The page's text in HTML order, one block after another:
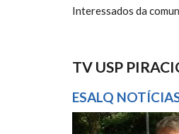
Interessados da
TV USP
ESALQ